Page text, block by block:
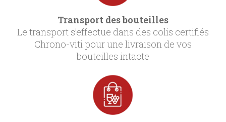
Transport des bouteilles
Le transport s’effectue dans des colis certifiés
Chrono-viti pour une livraison de vos
bouteilles intacte